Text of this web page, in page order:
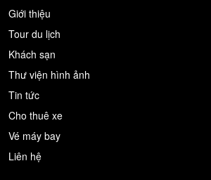
Giới thiệu
Tour du lịch
Khách sạn
Thư viện hình ảnh
Tin tức
Cho thuê xe
Vé máy bay
Liên hệ